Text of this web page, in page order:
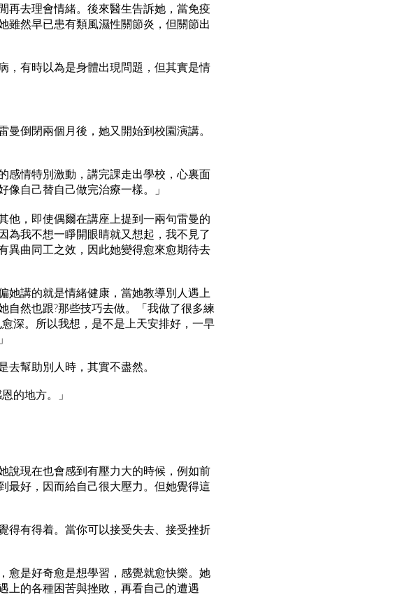
再去理會情緒。後來醫生告訴她，當免疫
雖然早已患有類風濕性關節炎，但關節出
，有時以為是身體出現問題，但其實是情
倒閉兩個月後，她又開始到校園演講。
感情特別激動，講完課走出學校，心裏面
自己替自己做完治療一樣。」
他，即使偶爾在講座上提到一兩句雷曼的
為我不想一睜開眼睛就又想起，我不見了
異曲同工之效，因此她變得愈來愈期待去
她講的就是情緒健康，當她教導別人遇上
自然也跟?那些技巧去做。「我做了很多練
深。所以我想，是不是上天安排好，一早
幫助別人時，其實不盡然。
的地方。」
說現在也會感到有壓力大的時候，例如前
最好，因而給自己很大壓力。但她覺得這
得有得着。當你可以接受失去、接受挫折
愈是好奇愈是想學習，感覺就愈快樂。她
上的各種困苦與挫敗，再看自己的遭遇